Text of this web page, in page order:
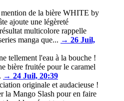
de la bière WHITE by
ajoute une légèreté
multicolore rappelle
manga que... → 26 Juil,
tellement l'eau à la bouche !
bière fruitée pour le caramel
→ 24 Juil, 20:39
originale et audacieuse !
la Mango Slash pour en faire